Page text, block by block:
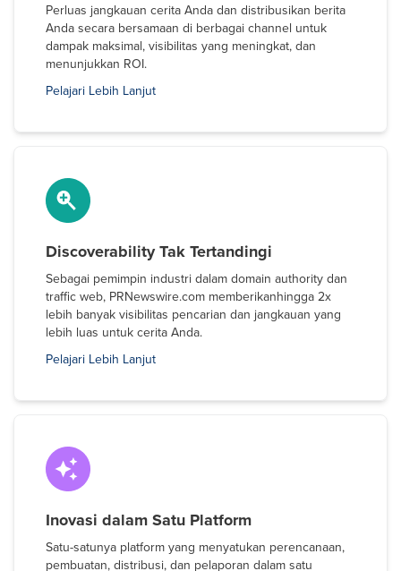
Perluas jangkauan cerita Anda dan distribusikan berita
Anda secara bersamaan di berbagai channel untuk
dampak maksimal, visibilitas yang meningkat, dan
menunjukkan ROI.
Pelajari Lebih Lanjut
Discoverability Tak Tertandingi
Sebagai pemimpin industri dalam domain authority dan
traffic web, PRNewswire.com memberikanhingga 2x
lebih banyak visibilitas pencarian dan jangkauan yang
lebih luas untuk cerita Anda.
Pelajari Lebih Lanjut
Inovasi dalam Satu Platform
Satu-satunya platform yang menyatukan perencanaan,
pembuatan, distribusi, dan pelaporan dalam satu